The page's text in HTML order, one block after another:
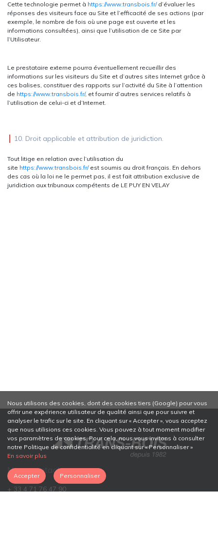
Nous utilisons des cookies, dont des cookies tiers (Google) pour vous
offrir une expérience utilisateur de qualité ainsi que pour suivre et
analyser le trafic sur le site. En cliquant sur « Accepter », vous acceptez
que nous utilisions ces cookies. Vous pouvez à tout moment modifier
vos paramètres de cookies. Pour cela, nous vous invitons à consulter
notre Politique de confidentialité en cliquant sur « Personnaliser »
En savoir plus
Accepter Personnaliser
Cette technologie permet à https://www.transbois.fr/d’évaluer les
réponses des visiteurs face au Site et l’efficacité de ses actions (par
exemple, le nombre de fois où une page est ouverte et les
informations consultées), ainsi que l’utilisation de ce Site par
l’Utilisateur.
Le prestataire externe pourra éventuellement recueillir des
informations sur les visiteurs du Site et d’autres sites Internet grâce à
ces balises, constituer des rapports sur l’activité du Site à l’attention
de https://www.transbois.fr/, et fournir d’autres services relatifs à
l’utilisation de celui-ci et d’Internet.
10. Droit applicable et attribution de juridiction.
Tout litige en relation avec l’utilisation du
site https://www.transbois.fr/est soumis au droit français. En dehors
des cas où la loi ne le permet pas, il est fait attribution exclusive de
juridiction aux tribunaux compétents de LE PUY EN VELAY
Nous contacter
+ 33 4 71 76 47 90